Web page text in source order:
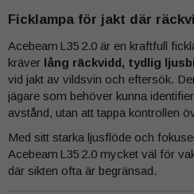
Ficklampa för jakt där
Acebeam L35 2.0 är en kraftfull
kräver lång räckvidd, tydlig
vid jakt av vildsvin och eftersök.
jägare som behöver kunna
avstånd, utan att tappa kontrollen
Med sitt starka ljusflöde och
Acebeam L35 2.0 mycket väl för
där sikten ofta är begränsad.